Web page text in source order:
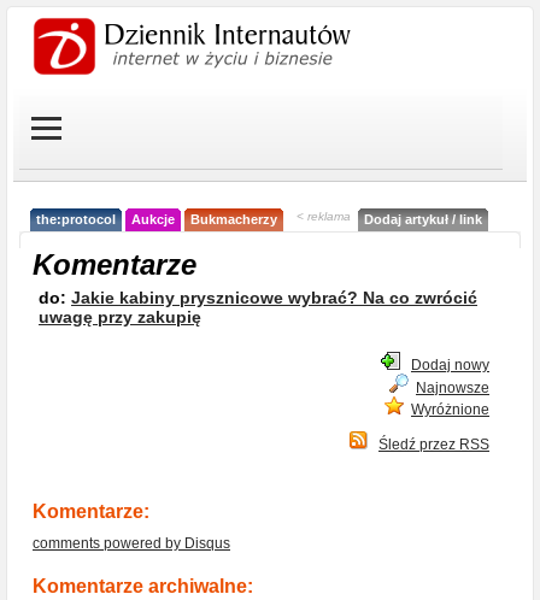
the:protocol Aukcje Bukmacherzy < reklama Dodaj artykuł / link
Komentarze
do: Jakie kabiny prysznicowe wybrać? Na co zwrócić
uwagę przy zakupię
Dodaj nowy
Najnowsze
Wyróżnione
Śledź przez RSS
Komentarze:
comments powered by Disqus
Komentarze archiwalne: